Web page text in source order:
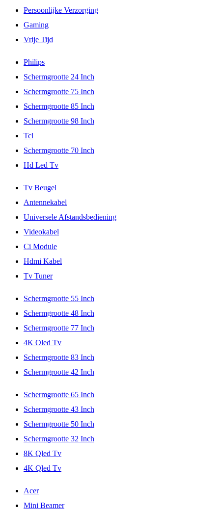
Persoonlijke Verzorging
Gaming
Vrije Tijd
Philips
Schermgrootte 24 Inch
Schermgrootte 75 Inch
Schermgrootte 85 Inch
Schermgrootte 98 Inch
Tcl
Schermgrootte 70 Inch
Hd Led Tv
Tv Beugel
Antennekabel
Universele Afstandsbediening
Videokabel
Ci Module
Hdmi Kabel
Tv Tuner
Schermgrootte 55 Inch
Schermgrootte 48 Inch
Schermgrootte 77 Inch
4K Oled Tv
Schermgrootte 83 Inch
Schermgrootte 42 Inch
Schermgrootte 65 Inch
Schermgrootte 43 Inch
Schermgrootte 50 Inch
Schermgrootte 32 Inch
8K Qled Tv
4K Qled Tv
Acer
Mini Beamer